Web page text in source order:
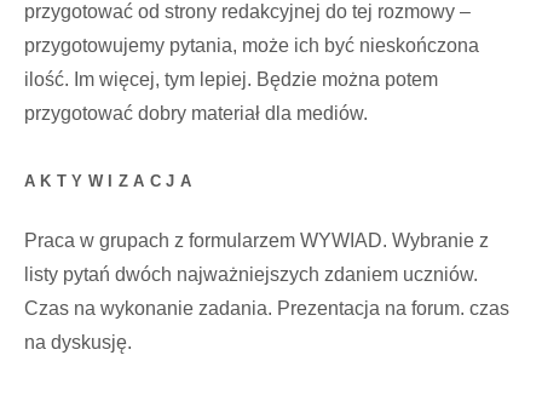
przygotować od strony redakcyjnej do tej rozmowy –
przygotowujemy pytania, może ich być nieskończona
ilość. Im więcej, tym lepiej. Będzie można potem
przygotować dobry materiał dla mediów.
AKTYWIZACJA
Praca w grupach z formularzem WYWIAD. Wybranie z
listy pytań dwóch najważniejszych zdaniem uczniów.
Czas na wykonanie zadania. Prezentacja na forum. czas
na dyskusję.